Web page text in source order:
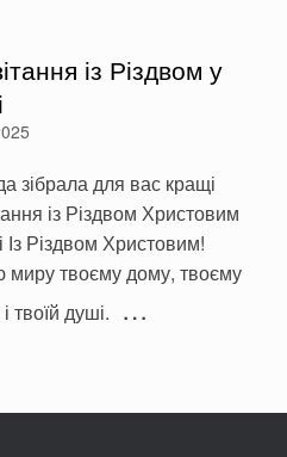
із Різдвом у
зібрала для вас кращі
із Різдвом Христовим
Із Різдвом Христовим!
твоєму дому, твоєму
твоїй душі. …